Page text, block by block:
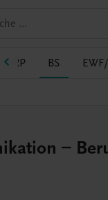
BRP BS
–